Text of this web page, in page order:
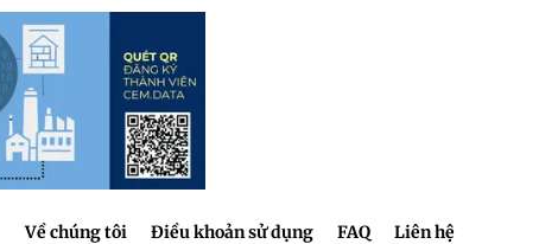
Về chúng tôi Điều khoản sử dụng FAQ Liên hệ